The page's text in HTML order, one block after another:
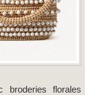
broderies florales